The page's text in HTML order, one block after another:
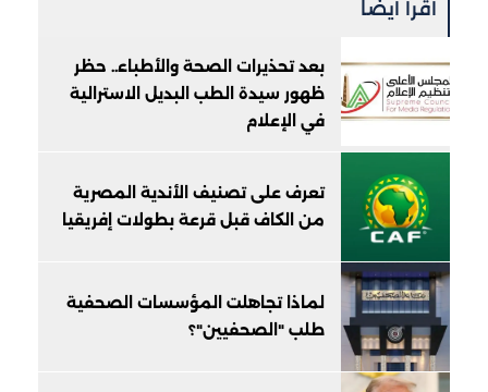
أقرأ أيضًا
بعد تحذيرات الصحة والأطباء.. حظر
ظهور سيدة الطب البديل الاسترالية
في الإعلام
تعرف على تصنيف الأندية المصرية
من الكاف قبل قرعة بطولات إفريقيا
لماذا تجاهلت المؤسسات الصحفية
طلب "الصحفيين"؟